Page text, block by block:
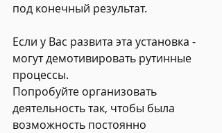
под конечный результат.
Если у Вас развита эта установка -
могут демотивировать рутинные
процессы.
Попробуйте организовать
деятельность так, чтобы была
возможность постоянно